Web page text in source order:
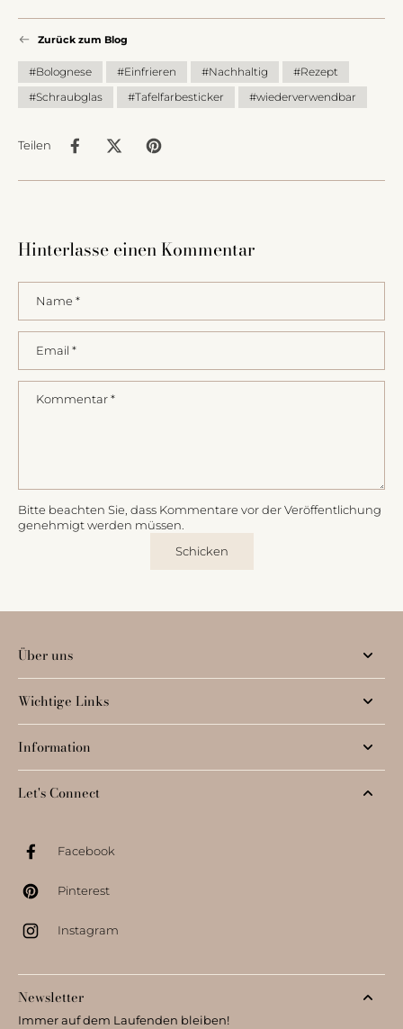
Zurück zum Blog
#Bolognese #Einfrieren #Nachhaltig
#Rezept
#Schraubglas
#Tafelfarbesticker #wiederverwendbar
Teilen
Hinterlasse einen Kommentar
Name *
Email *
Kommentar *
Bitte beachten Sie, dass Kommentare vor der Veröffentlichung
genehmigt werden müssen.
Schicken
Über uns
Wichtige Links
Information
Let's Connect
Facebook
Pinterest
Instagram
Newsletter
Immer auf dem Laufenden bleiben!